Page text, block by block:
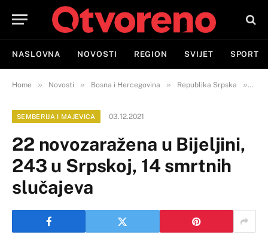
NASLOVNA NOVOSTI REGION SVIJET SPORT
Home » Novosti » Bosna i Hercegovina » Republika Srpska »
SEMBERIJA I MAJEVICA 03.12.2021
22 novozaražena u Bijeljini,
243 u Srpskoj, 14 smrtnih
slučajeva